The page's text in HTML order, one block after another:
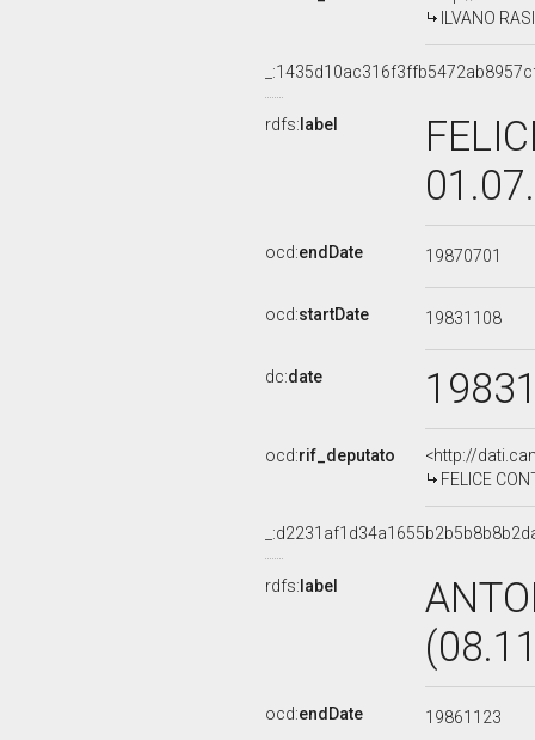
ILVANO
rdfs: label
ocd:endDate 19870701
ocd:startDate 19831108
dc:date
ocd:rif_deputato
<http://
FELICE
rdfs: label
ocd:endDate 19861123